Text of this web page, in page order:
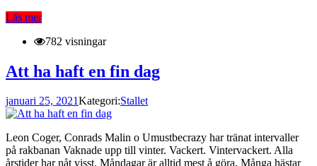
Läs mer
782 visningar
Att ha haft en fin dag
januari 25, 2021Kategori:Stallet
Leon Coger, Conrads Malin o Umustbecrazy har tränat intervaller
på rakbanan Vaknade upp till vinter. Vackert. Vintervackert. Alla
årstider har nåt visst. Måndagar är alltid mest å göra. Många hästar